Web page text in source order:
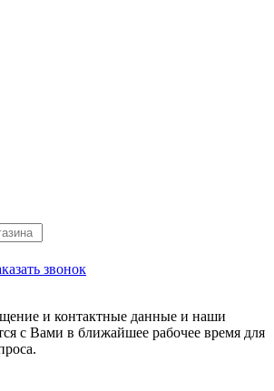
звонок
и контактные данные и наши
с Вами в ближайшее рабочее время для